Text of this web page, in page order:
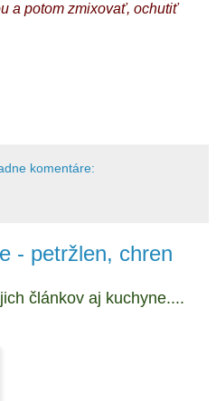
a potom zmixovať, ochutiť
komentáre:
- petržlen, chren
článkov aj kuchyne....